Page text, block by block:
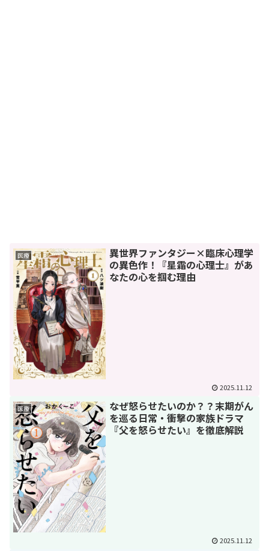
医療
異世界ファンタジー×臨床心理学
の異色作！『星霜の心理士』があ
なたの心を掴む理由
2025.11.12
医療
なぜ怒らせたいのか？？末期がん
を巡る日常・衝撃の家族ドラマ
『父を怒らせたい』を徹底解説
2025.11.12